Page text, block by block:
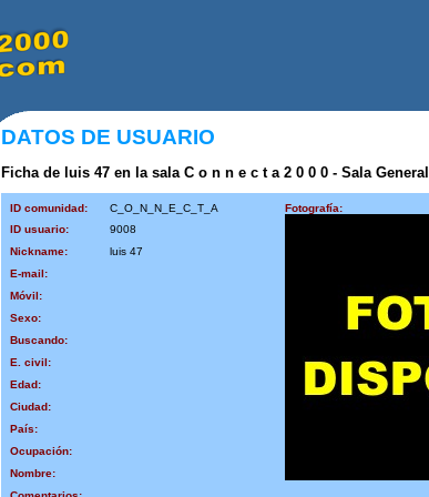
DATOS DE USUARIO
Ficha de luis 47 en la sala C o n n e c t a 2 0 0 0 - Sala General
ID comunidad: C_O_N_N_E_C_T_A
Fotografía:
ID usuario:
9008
Nickname:
luis 47
E-mail:
Móvil:
Sexo:
Buscando:
E. civil:
Edad:
Ciudad:
País:
Ocupación:
Nombre: